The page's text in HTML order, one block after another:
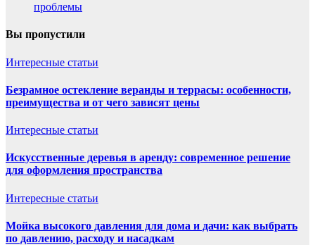
проблемы
Вы пропустили
Интересные статьи
Безрамное остекление веранды и террасы: особенности,
преимущества и от чего зависят цены
Интересные статьи
Искусственные деревья в аренду: современное решение
для оформления пространства
Интересные статьи
Мойка высокого давления для дома и дачи: как выбрать
по давлению, расходу и насадкам